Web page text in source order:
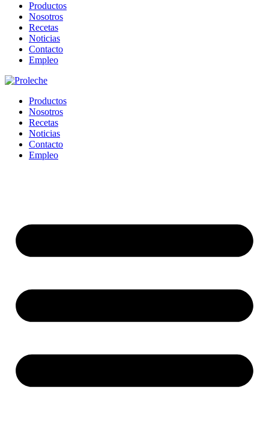
Productos
Nosotros
Recetas
Noticias
Contacto
Empleo
Productos
Nosotros
Recetas
Noticias
Contacto
Empleo